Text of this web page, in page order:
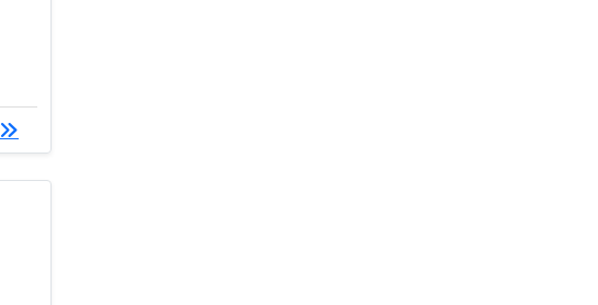
Jedź do pracy niczym na wakacje